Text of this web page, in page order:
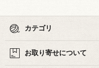
カテゴリ
お取り寄せについて